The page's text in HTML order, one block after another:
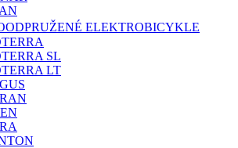
ELEKTROBICYKLE
SL
LT